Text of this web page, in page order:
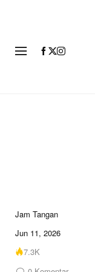
Jam Tangan
Jun 11, 2026
7.3K